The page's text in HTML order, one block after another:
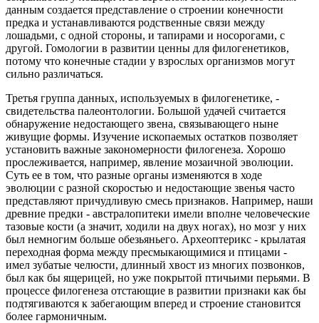
данным создается представление о строении конечности
предка и устанавливаются родственные связи между
лошадьми, с одной стороны, и тапирами и носорогами, с
другой. Гомологии в развитии ценны для филогенетиков,
потому что конечные стадии у взрослых организмов могут
сильно различаться.
Третья группа данных, используемых в филогенетике, -
свидетельства палеонтологии. Большой удачей считается
обнаружение недостающего звена, связывающего ныне
живущие формы. Изучение ископаемых остатков позволяет
установить важные закономерности филогенеза. Хорошо
прослеживается, например, явление мозаичной эволюции.
Суть ее в том, что разные органы изменяются в ходе
эволюции с разной скоростью и недостающие звенья часто
представляют причудливую смесь признаков. Например, наши
древние предки - австралопитеки имели вполне человеческие
тазовые кости (а значит, ходили на двух ногах), но мозг у них
был немногим больше обезьяньего. Археоптерикс - крылатая
переходная форма между пресмыкающимися и птицами -
имел зубатые челюсти, длинный хвост из многих позвонков,
был как бы ящерицей, но уже покрытой птичьими перьями. В
процессе филогенеза отстающие в развитии признаки как бы
подтягиваются к забегающим вперед и строение становится
более гармоничным.